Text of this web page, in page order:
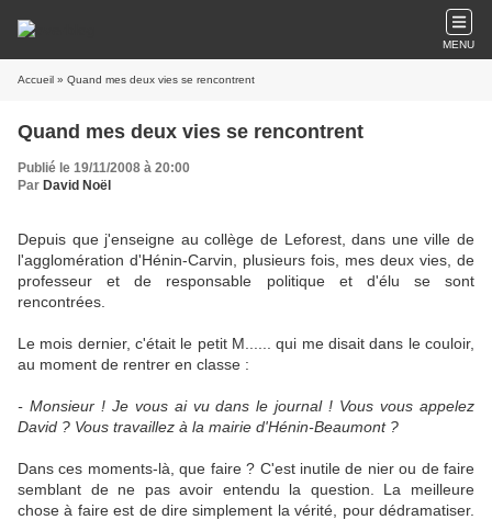
MENU
Accueil » Quand mes deux vies se rencontrent
Quand mes deux vies se rencontrent
Publié le 19/11/2008 à 20:00
Par David Noël
Depuis que j'enseigne au collège de Leforest, dans une ville de
l'agglomération d'Hénin-Carvin, plusieurs fois, mes deux vies, de
professeur et de responsable politique et d'élu se sont
rencontrées.
Le mois dernier, c'était le petit M...... qui me disait dans le couloir,
au moment de rentrer en classe :
- Monsieur ! Je vous ai vu dans le journal ! Vous vous appelez
David ? Vous travaillez à la mairie d'Hénin-Beaumont ?
Dans ces moments-là, que faire ? C'est inutile de nier ou de faire
semblant de ne pas avoir entendu la question. La meilleure
chose à faire est de dire simplement la vérité, pour dédramatiser.